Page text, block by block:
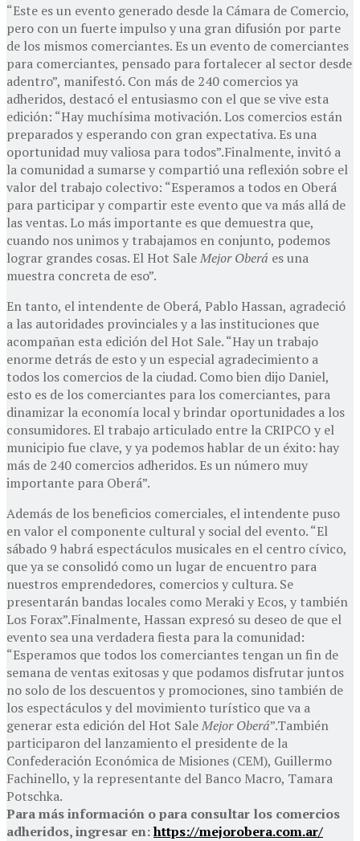
“Este es un evento generado desde la Cámara de Comercio,
pero con un fuerte impulso y una gran difusión por parte
de los mismos comerciantes. Es un evento de comerciantes
para comerciantes, pensado para fortalecer al sector desde
adentro”, manifestó. Con más de 240 comercios ya
adheridos, destacó el entusiasmo con el que se vive esta
edición: “Hay muchísima motivación. Los comercios están
preparados y esperando con gran expectativa. Es una
oportunidad muy valiosa para todos”.Finalmente, invitó a
la comunidad a sumarse y compartió una reflexión sobre el
valor del trabajo colectivo: “Esperamos a todos en Oberá
para participar y compartir este evento que va más allá de
las ventas. Lo más importante es que demuestra que,
cuando nos unimos y trabajamos en conjunto, podemos
lograr grandes cosas. El Hot SaleMejor Oberá es una
muestra concreta de eso”.
En tanto, el intendente de Oberá, Pablo Hassan, agradeció
a las autoridades provinciales y a las instituciones que
acompañan esta edición del Hot Sale. “Hay un trabajo
enorme detrás de esto y un especial agradecimiento a
todos los comercios de la ciudad. Como bien dijo Daniel,
esto es de los comerciantes para los comerciantes, para
dinamizar la economía local y brindar oportunidades a los
consumidores. El trabajo articulado entre la CRIPCO y el
municipio fue clave, y ya podemos hablar de un éxito: hay
más de 240 comercios adheridos. Es un número muy
importante para Oberá”.
Además de los beneficios comerciales, el intendente puso
en valor el componente cultural y social del evento. “El
sábado 9 habrá espectáculos musicales en el centro cívico,
que ya se consolidó como un lugar de encuentro para
nuestros emprendedores, comercios y cultura. Se
presentarán bandas locales como Meraki y Ecos, y también
Los Forax”.Finalmente, Hassan expresó su deseo de que el
evento sea una verdadera fiesta para la comunidad:
“Esperamos que todos los comerciantes tengan un fin de
semana de ventas exitosas y que podamos disfrutar juntos
no solo de los descuentos y promociones, sino también de
los espectáculos y del movimiento turístico que va a
generar esta edición del Hot SaleMejor Oberá”.También
participaron del lanzamiento el presidente de la
Confederación Económica de Misiones (CEM), Guillermo
Fachinello, y la representante del Banco Macro, Tamara
Potschka.
Para más información o para consultar los comercios
adheridos, ingresar en:https://mejorobera.com.ar/